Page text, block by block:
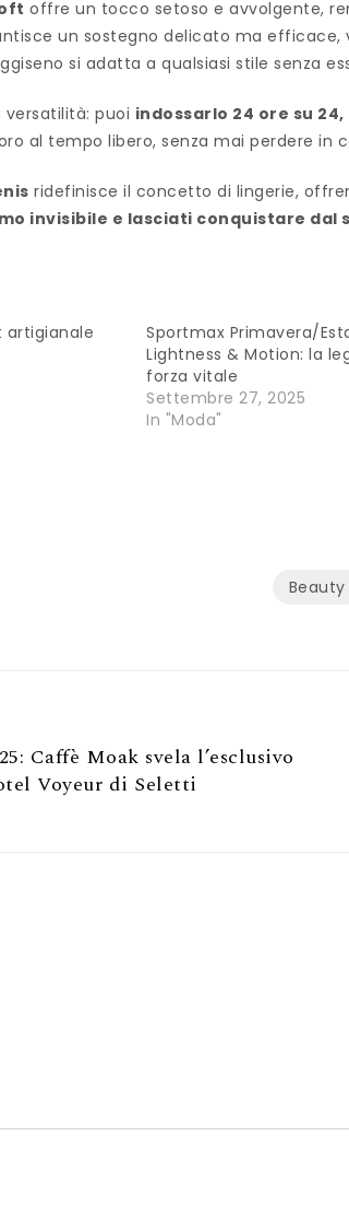
offre un tocco setoso e avvolgente,
un sostegno delicato ma
si adatta a qualsiasi stile senza
puoi indossarlo 24 ore su 24,
al tempo libero, senza mai perdere in
ridefinisce il concetto di lingerie,
invisibile e lasciati conquistare dal
artigianale
Sportmax Primavera/
Lightness & Motion: la
forza vitale
Settembre 27, 2025
In "Moda"
Beauty
Caffè Moak svela l’esclusivo
Voyeur di Seletti